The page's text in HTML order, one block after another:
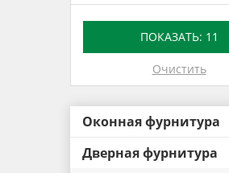
ПОКАЗАТЬ: 11
Очистить
Оконная фурнитура
Дверная фурнитура